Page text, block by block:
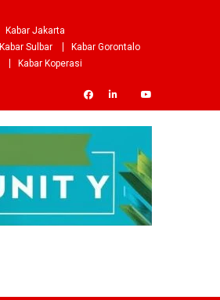
Kabar Jakarta
Kabar Sulbar
Kabar Gorontalo
Kabar Koperasi